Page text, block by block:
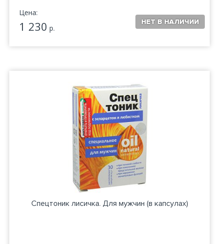
Цена:
1 230 р.
Спецтоник лисичка. Для мужчин (в капсулах)